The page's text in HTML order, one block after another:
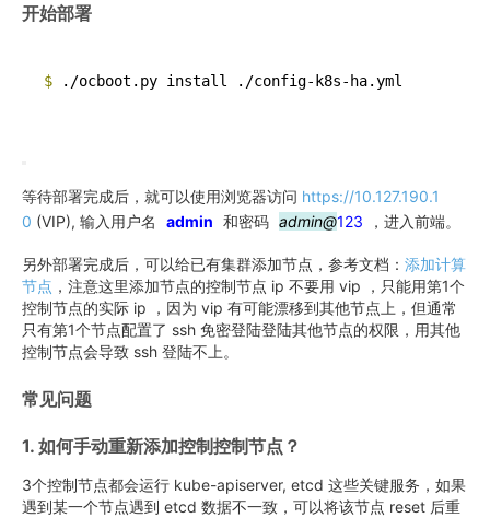
开始部署
$ ./ocboot.py install ./config-k8s-ha.yml
等待部署完成后，就可以使用浏览器访问 https://10.127.190.1
0 (VIP), 输入用户名 admin 和密码 admin@123 ，进入前端。
另外部署完成后，可以给已有集群添加节点，参考文档： 添加计算
节点 ，注意这里添加节点的控制节点 ip 不要用 vip ，只能用第1个
控制节点的实际 ip ，因为 vip 有可能漂移到其他节点上，但通常
只有第1个节点配置了 ssh 免密登陆登陆其他节点的权限，用其他
控制节点会导致 ssh 登陆不上。
常见问题
1. 如何手动重新添加控制控制节点？
3个控制节点都会运行 kube-apiserver, etcd 这些关键服务，如果
遇到某一个节点遇到 etcd 数据不一致，可以将该节点 reset 后重